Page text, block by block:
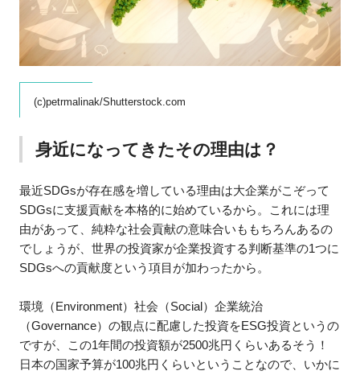
(c)petrmalinak/Shutterstock.com
身近になってきたその理由は？
最近SDGsが存在感を増している理由は大企業がこぞって
SDGsに支援貢献を本格的に始めているから。これには理
由があって、純粋な社会貢献の意味合いももちろんあるの
でしょうが、世界の投資家が企業投資する判断基準の1つに
SDGsへの貢献度という項目が加わったから。
環境（Environment）社会（Social）企業統治
（Governance）の観点に配慮した投資をESG投資というの
ですが、この1年間の投資額が2500兆円くらいあるそう！
日本の国家予算が100兆円くらいということなので、いかに